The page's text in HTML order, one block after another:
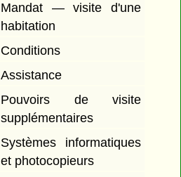
Mandat — visite d'une
habitation
Conditions
Assistance
Pouvoirs de visite
supplémentaires
Systèmes informatiques
et photocopieurs